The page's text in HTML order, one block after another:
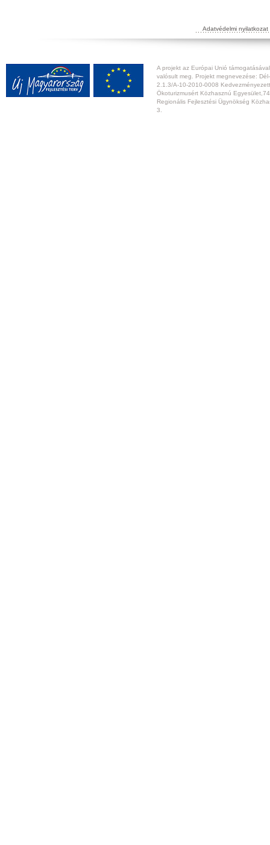
Adatvédelmi nyilatkozat
A projekt az Európai Unió
valósult meg. Projekt megnevezése:
2.1.3/A-10-2010-0008
Ökoturizmusért Közhasznú
Regionális Fejlesztési Ügynökség
3.